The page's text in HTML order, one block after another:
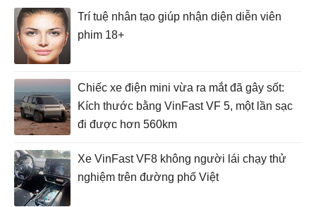
Trí tuệ nhân tạo giúp nhận diện diễn viên
phim 18+
Chiếc xe điện mini vừa ra mắt đã gây sốt:
Kích thước bằng VinFast VF 5, một lần sạc
đi được hơn 560km
Xe VinFast VF8 không người lái chạy thử
nghiệm trên đường phố Việt